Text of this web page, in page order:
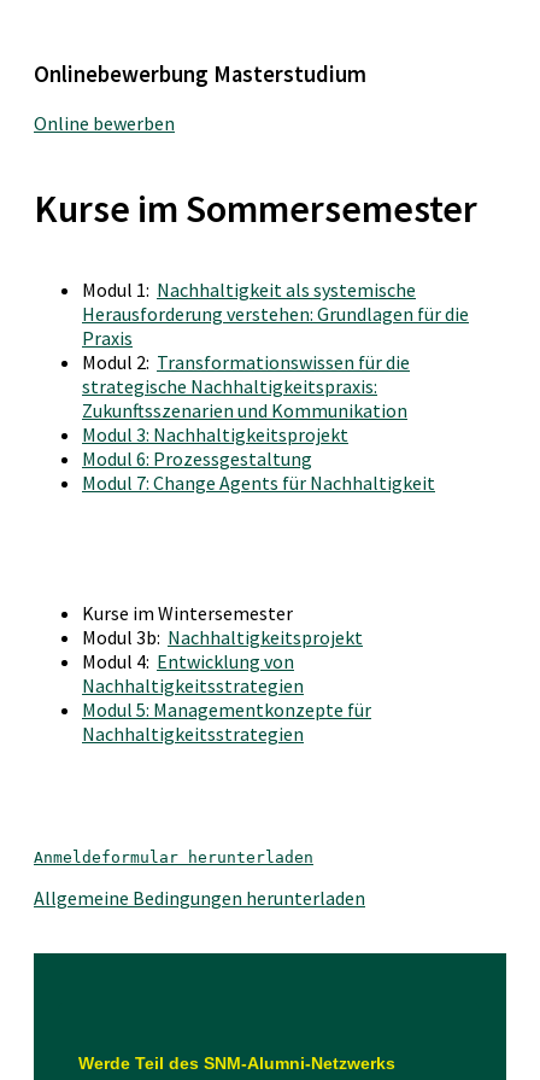
Onlinebewerbung Masterstudium
Online bewerben
Kurse im Sommersemester
Modul 1: Nachhaltigkeit als systemische
Herausforderung verstehen: Grundlagen für die
Praxis
Modul 2: Transformationswissen für die
strategische Nachhaltigkeitspraxis:
Zukunftsszenarien und Kommunikation
Modul 3: Nachhaltigkeitsprojekt
Modul 6: Prozessgestaltung
Modul 7: Change Agents für Nachhaltigkeit
Kurse im Wintersemester
Modul 3b: Nachhaltigkeitsprojekt
Modul 4: Entwicklung von
Nachhaltigkeitsstrategien
Modul 5: Managementkonzepte für
Nachhaltigkeitsstrategien
Anmeldeformular herunterladen
Allgemeine Bedingungen herunterladen